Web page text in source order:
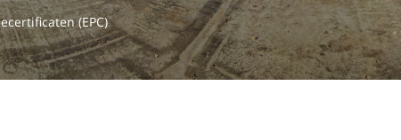
(EPC)